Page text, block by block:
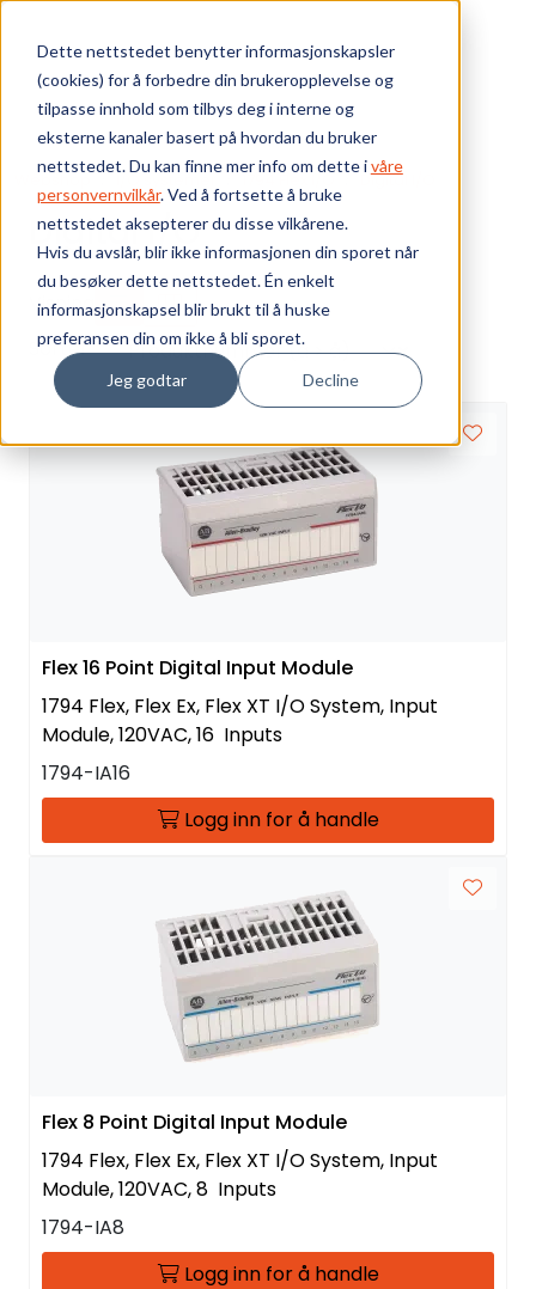
Dette nettstedet benytter informasjonskapsler
(cookies) for å forbedre din brukeropplevelse og
tilpasse innhold som tilbys deg i interne og
eksterne kanaler basert på hvordan du bruker
nettstedet. Du kan finne mer info om dette ivåre
personvernvilkår. Ved å fortsette å bruke
nettstedet aksepterer du disse vilkårene.
Hvis du avslår, blir ikke informasjonen din sporet når
du besøker dette nettstedet. Én enkelt
informasjonskapsel blir brukt til å huske
preferansen din om ikke å bli sporet.
Jeg godtar Decline
Skip to main content
Webshop I/O systemer 1794 Flex I/O Digital I/O
Digital I/O
Visning
Sorter
Flex 16 Point Digital Input Module
1794 Flex, Flex Ex, Flex XT I/O System, Input
Module, 120VAC, 16 Inputs
1794-IA16
Logg inn for å handle
Flex 8 Point Digital Input Module
1794 Flex, Flex Ex, Flex XT I/O System, Input
Module, 120VAC, 8 Inputs
1794-IA8
Logg inn for å handle
Bærekraft
Vi tilbyr
Ressurser
Om oss